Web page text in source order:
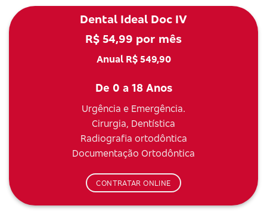
Dental Ideal Doc IV
R$ 54,99 por mês
Anual R$ 549,90
De 0 a 18 Anos
Urgência e Emergência.
Cirurgia, Dentística
Radiografia ortodôntica
Documentação Ortodôntica
CONTRATAR ONLINE